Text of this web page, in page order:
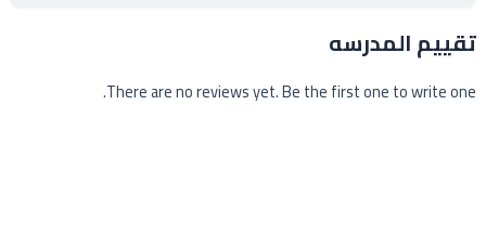
تقييم المدرسه
There are no reviews yet. Be the first one to write one.